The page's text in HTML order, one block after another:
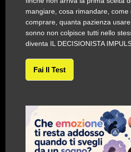
mangiare, cosa rimandare, come
comprare, quanta pazienza
sonno non colpisce tutti nello
diventa IL DECISIONISTA
Fai Il Test